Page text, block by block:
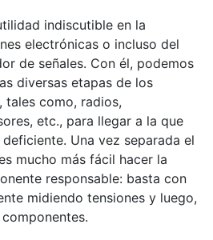
indiscutible en la
electrónicas o incluso del
de señales. Con él, podemos
diversas etapas de los
tales como, radios,
etc., para llegar a la que
Una vez separada el
mucho más fácil hacer la
responsable: basta con
midiendo tensiones y luego,